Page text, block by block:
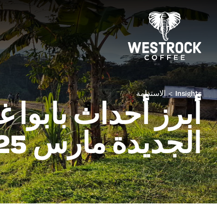
Insights
>الاستدامة
أبرز أحداث بابوا
الجديدة مارس 2025